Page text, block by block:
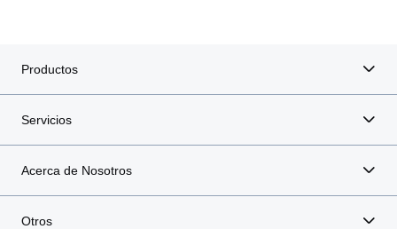
Productos
Servicios
Acerca de Nosotros
Otros